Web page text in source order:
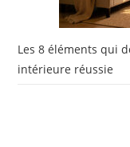
Les 8 éléments qui
intérieure réussie